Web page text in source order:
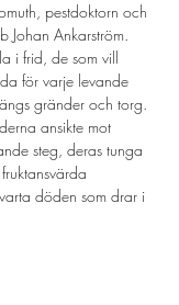
pestdoktorn och
Johan Ankarström.
i frid, de som vill
för varje levande
gränder och torg.
ansikte mot
steg, deras tunga
döden som drar i